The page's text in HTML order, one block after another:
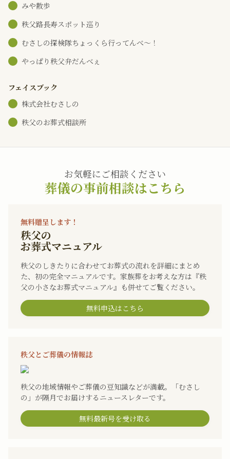
みや散歩
秩父路長寿スポット巡り
むさしの探検隊ちょっくら行ってんべ～！
やっぱり秩父弁だんべぇ
フェイスブック
株式会社むさしの
秩父のお葬式相談所
お気軽にご相談ください
葬儀の事前相談はこちら
無料贈呈します！
秩父の
お葬式マニュアル
秩父のしきたりに合わせてお葬式の流れを詳細にまとめ
た、初の完全マニュアルです。家族葬をお考えな方は『秩
父の小さなお葬式マニュアル』も併せてご覧ください。
無料申込はこちら
秩父とご葬儀の情報誌
秩父の地域情報やご葬儀の豆知識などが満載。「むさし
の」が隔月でお届けするニュースレターです。
無料最新号を受け取る